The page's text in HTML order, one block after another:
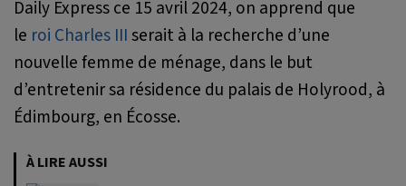
Daily Express ce 15 avril 2024, on apprend que
le roi Charles IIIserait à la recherche d’une
nouvelle femme de ménage, dans le but
d’entretenir sa résidence du palais de Holyrood, à
Édimbourg, en Écosse.
À LIRE AUSSI